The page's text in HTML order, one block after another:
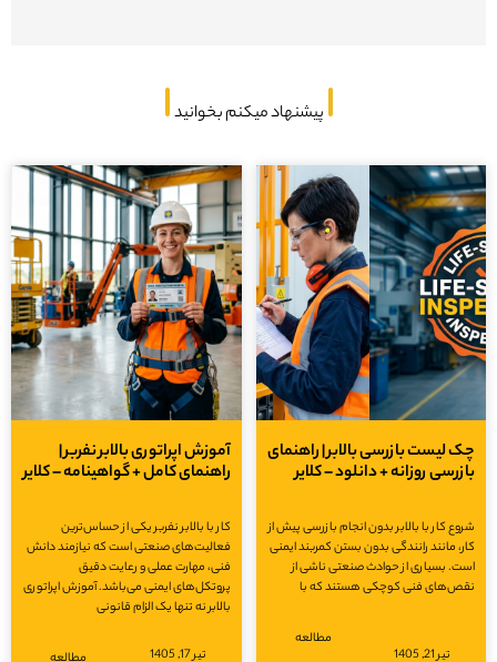
پیشنهاد میکنم بخوانید
لیست بازرسی بالابر | راهنمای
روزانه + دانلود – کلایر
کار با بالابر بدون انجام بازرسی پیش از
مانند رانندگی بدون بستن کمربند ایمنی
بسیاری از حوادث صنعتی ناشی از
فنی کوچکی هستند که با
مطالعه
آموزش اپراتوری بالابر نفربر |
راهنمای کامل + گواهینامه – کلایر
کار با بالابر نفربر یکی از حساس‌ترین
فعالیت‌های صنعتی است که نیازمند دانش
فنی، مهارت عملی و رعایت دقیق
پروتکل‌های ایمنی می‌باشد. آموزش اپراتوری
بالابر نه تنها یک الزام قانونی